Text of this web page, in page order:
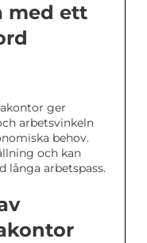
med ett
ger
arbetsvinkeln
behov.
och kan
långa arbetspass.